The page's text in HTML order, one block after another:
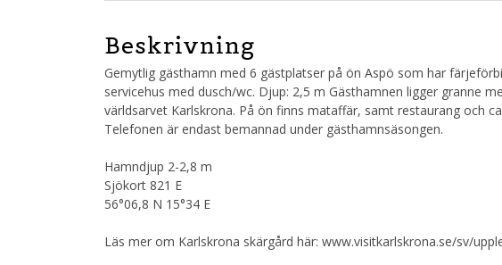
Beskrivning
Gemytlig gästhamn med 6 gästplatser på ön Aspö som har
servicehus med dusch/wc. Djup: 2,5 m Gästhamnen ligger granne
världsarvet Karlskrona. På ön finns mataffär, samt restaurang och
Telefonen är endast bemannad under gästhamnsäsongen.
Hamndjup 2-2,8 m
Sjökort 821 E
56°06,8 N 15°34 E
Läs mer om Karlskrona skärgård här: www.visitkarlskrona.se/sv/